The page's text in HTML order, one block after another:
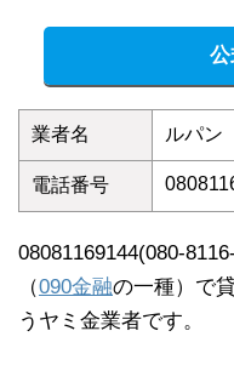
業者名 ルパン
電話番号
08081169144(080-
（090金融の一種）で
うヤミ金業者です。